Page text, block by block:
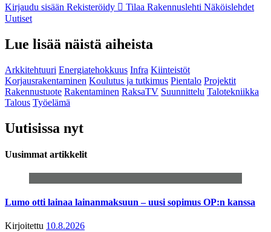
Kirjaudu sisään Rekisteröidy Tilaa Rakennuslehti Näköislehdet
Uutiset
Lue lisää näistä aiheista
Arkkitehtuuri Energiatehokkuus Infra Kiinteistöt
Korjausrakentaminen Koulutus ja tutkimus Pientalo Projektit
Rakennustuote Rakentaminen RaksaTV Suunnittelu Talotekniikka
Talous Työelämä
Uutisissa nyt
Uusimmat artikkelit
Lumo otti lainaa lainanmaksuun – uusi sopimus OP:n kanssa
Kirjoitettu 10.8.2026